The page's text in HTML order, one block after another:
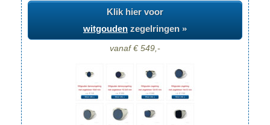
Klik hier voor
witgouden zegelringen »
vanaf € 549,-